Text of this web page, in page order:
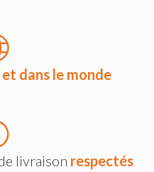
et dans le monde
livraison respectés